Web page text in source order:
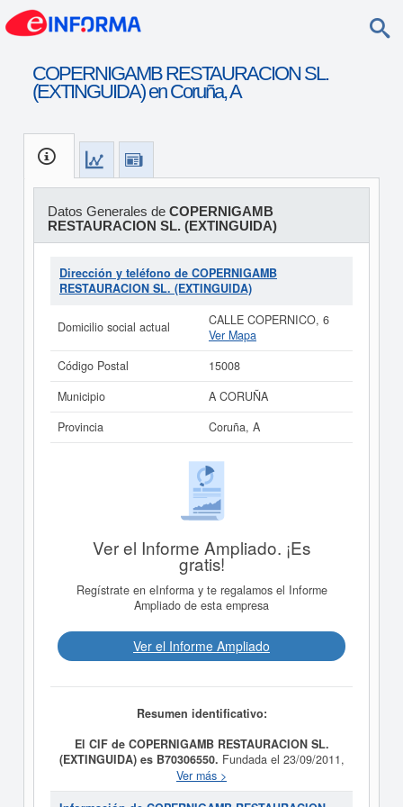
COPERNIGAMB RESTAURACION SL.
(EXTINGUIDA) en Coruña, A
Datos Generales de COPERNIGAMB
RESTAURACION SL. (EXTINGUIDA)
Dirección y teléfono de COPERNIGAMB
RESTAURACION SL. (EXTINGUIDA)
Domicilio social actual
CALLE COPERNICO, 6
Ver Mapa
Código Postal
15008
Municipio
A CORUÑA
Provincia
Coruña, A
Ver el Informe Ampliado. ¡Es
gratis!
Regístrate en eInforma y te regalamos el Informe
Ampliado de esta empresa
Ver el Informe Ampliado
Resumen identificativo:
El CIF de COPERNIGAMB RESTAURACION SL.
(EXTINGUIDA) es B70306550. Fundada el 23/09/2011,
COPERNIGAMB RESTAURACION SL.
(EXTINGUIDA)tiene como finalidad Adquisición,
Ver más >